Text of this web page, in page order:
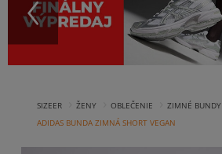
SIZEER ŽENY OBLEČENIE ZIMNÉ BUNDY
ADIDAS BUNDA ZIMNÁ SHORT VEGAN